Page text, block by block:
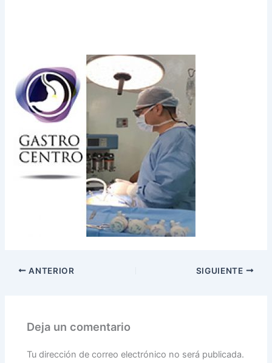
ANTERIOR SIGUIENTE
Deja un comentario
Tu dirección de correo electrónico no será publicada.